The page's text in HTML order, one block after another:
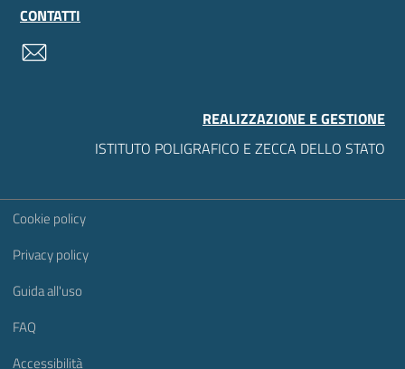
CONTATTI
REALIZZAZIONE E GESTIONE
ISTITUTO POLIGRAFICO E ZECCA DELLO STATO
Sezione Link Utili
Cookie policy
Privacy policy
Guida all'uso
FAQ
Accessibilità